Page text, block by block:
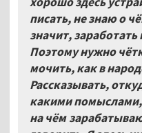
писать, не знаю о
значит,
Поэтому нужно
мочить, как в
Рассказывать,
какими помыслами,
на чём